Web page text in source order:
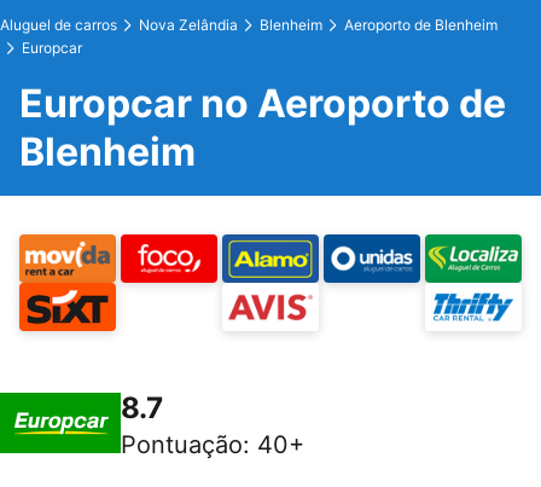
Aluguel de carros Nova Zelândia Blenheim
Aeroporto de Blenheim
Europcar
Europcar no Aeroporto de
Blenheim
8.7
Pontuação: 40+